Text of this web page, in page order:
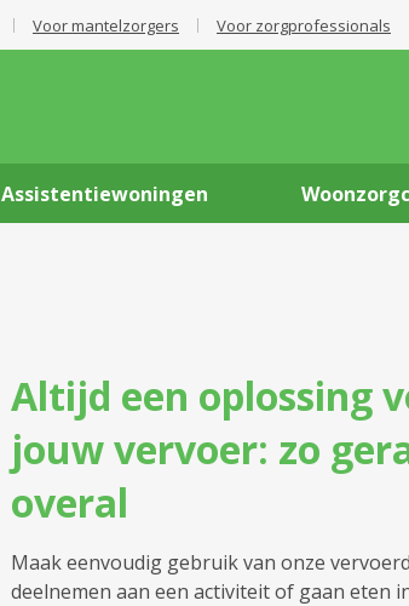
Voor mantelzorgers Voor zorgprofessionals
Assistentiewoningen
Altijd een oplossing
jouw vervoer: zo
overal
Maak eenvoudig gebruik van onze
deelnemen aan een activiteit of gaan eten